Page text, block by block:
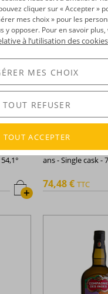
+
Compagnie des
Rhum hors d'âge -
ans - Single cask -
74,48 € TTC
cliquer sur « Accepter »
mes choix » pour les
y opposer. Pour en savoir plus,
à l’utilisation des cookies
MES CHOIX
TOUT REFUSER
TOUT ACCEPTER